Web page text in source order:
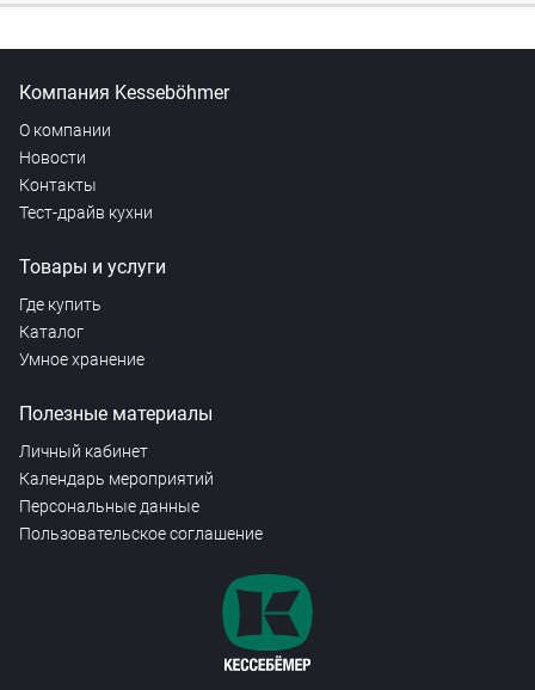
Компания Kesseböhmer
О компании
Новости
Контакты
Тест-драйв кухни
Товары и услуги
Где купить
Каталог
Умное хранение
Полезные материалы
Личный кабинет
Календарь мероприятий
Персональные данные
Пользовательское соглашение